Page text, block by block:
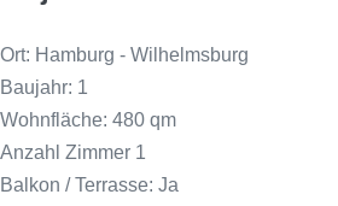
Ort: Hamburg - Wilhelmsburg
Baujahr: 1
Wohnfläche: 480 qm
Anzahl Zimmer 1
Balkon / Terrasse: Ja